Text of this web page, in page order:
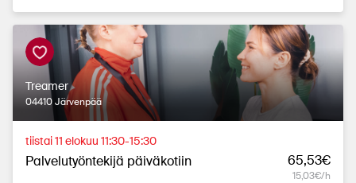
Treamer
04410 Järvenpää
tiistai 11 elokuu 11:30-15:30
Palvelutyöntekijä päiväkotiin 65,53€
15,03€/h